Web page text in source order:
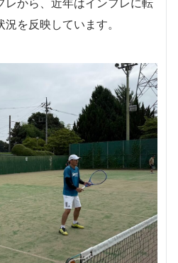
レから、近年はインフレに転
を反映しています。